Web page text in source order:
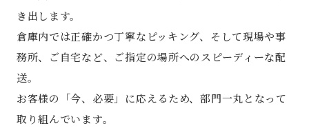
き出します。
倉庫内では正確かつ丁寧なピッキング、そして現場や事
務所、ご自宅など、ご指定の場所へのスピーディーな配
送。
お客様の「今、必要」に応えるため、部門一丸となって
取り組んでいます。